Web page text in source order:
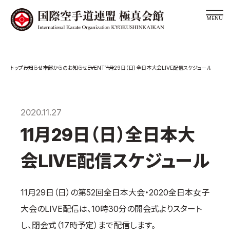
大山倍達総裁 紹介
松井章奎館長 紹介
極真の歴史
極真会館の概要
役員紹介
各委員会紹介
お知らせ本部からのお知らせEVENT11月29日（日）全日本大会LIVE配信スケジュール
2020.11.27
11月29日（日）全日本大
会LIVE配信スケジュール
11月29日（日）の第52回全日本大会・2020全日本女子
大会のLIVE配信は、10時30分の開会式よりスタート
し、閉会式（17時予定）まで配信します。